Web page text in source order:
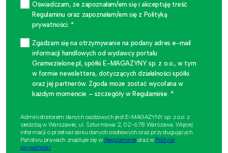
Oświadczam, że zapoznałam/em się i akceptuję treść
Regulaminu oraz zapoznałam/em się z Polityką
prywatności. *
Zgadzam się na otrzymywanie na podany adres e-mail
informacji handlowych od wydawcy portalu
Gramwzielone.pl, spółki E-MAGAZYNY sp. z o.o., w tym
w formie newslettera, dotyczących działalności spółki
oraz jej partnerów. Zgoda może zostać wycofana w
każdym momencie – szczegóły w Regulaminie. *
Administratorem danych osobowych jest E-MAGAZYNY sp. z o.o. z
siedzibą w Warszawie, ul. Szturmowa 2, 02-678 Warszawa. Więcej
informacji o przetwarzaniu danych osobowych oraz przysługujących
Państwu prawach znajduje się w Regulaminieoraz w Polityce
prywatności.